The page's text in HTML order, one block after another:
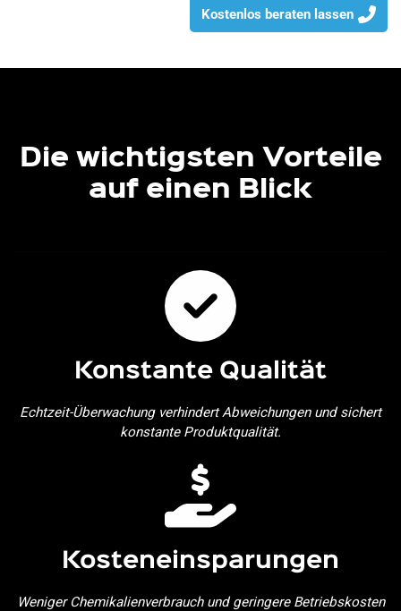
Kostenlos beraten lassen
Die wichtigsten Vorteile
auf einen Blick
Konstante Qualität
Echtzeit-Überwachung verhindert Abweichungen und sichert
konstante Produktqualität.
Kosteneinsparungen
Weniger Chemikalienverbrauch und geringere Betriebskosten